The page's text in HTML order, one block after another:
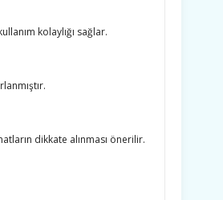
kolaylığı sağlar.
dikkate alınması önerilir.